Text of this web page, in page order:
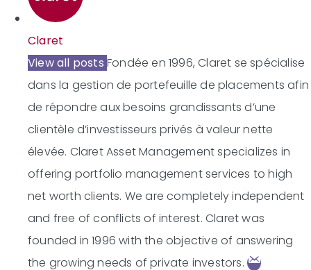
Claret
View all posts Fondée en 1996, Claret se spécialise
dans la gestion de portefeuille de placements afin
de répondre aux besoins grandissants d’une
clientèle d’investisseurs privés à valeur nette
élevée. Claret Asset Management specializes in
offering portfolio management services to high
net worth clients. We are completely independent
and free of conflicts of interest. Claret was
founded in 1996 with the objective of answering
the growing needs of private investors.